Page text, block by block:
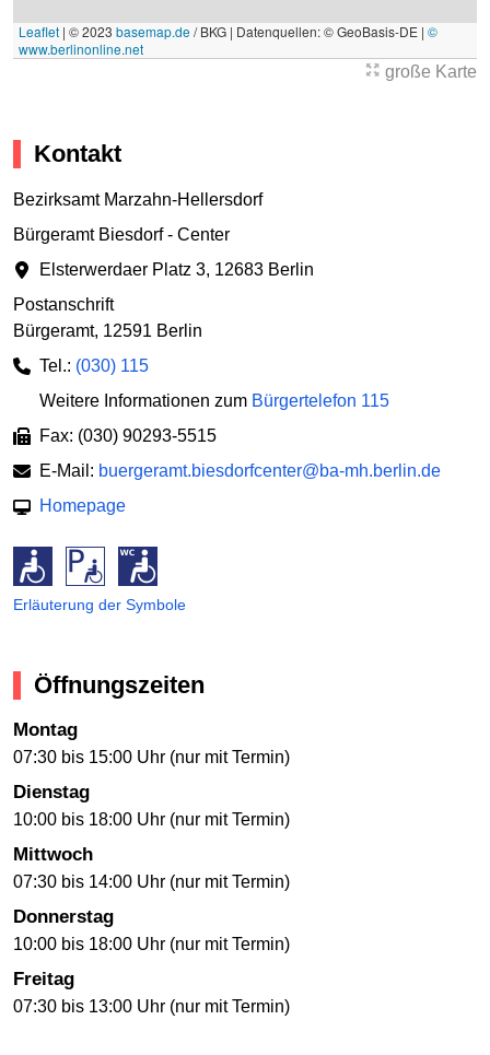
Leaflet | © 2023 basemap.de/ BKG | Datenquellen: © GeoBasis-DE | ©
www.berlinonline.net
große Karte
Kontakt
Bezirksamt Marzahn-Hellersdorf
Bürgeramt Biesdorf - Center
Elsterwerdaer Platz 3, 12683 Berlin
Postanschrift
Bürgeramt, 12591 Berlin
Tel.: (030) 115
Weitere Informationen zum Bürgertelefon 115
Fax: (030) 90293-5515
E-Mail: buergeramt.biesdorfcenter@ba-mh.berlin.de
Homepage
Erläuterung der Symbole
Öffnungszeiten
Montag
07:30 bis 15:00 Uhr (nur mit Termin)
Dienstag
10:00 bis 18:00 Uhr (nur mit Termin)
Mittwoch
07:30 bis 14:00 Uhr (nur mit Termin)
Donnerstag
10:00 bis 18:00 Uhr (nur mit Termin)
Freitag
07:30 bis 13:00 Uhr (nur mit Termin)